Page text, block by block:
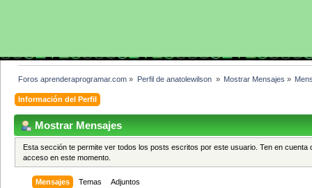
Foros aprenderaprogramar.com » Perfil de anatolewilson » Mostrar Mensajes »
Información del Perfil
Mostrar Mensajes
Esta sección te permite ver todos los posts escritos por este usuario. Ten en
acceso en este momento.
Mensajes Temas Adjuntos